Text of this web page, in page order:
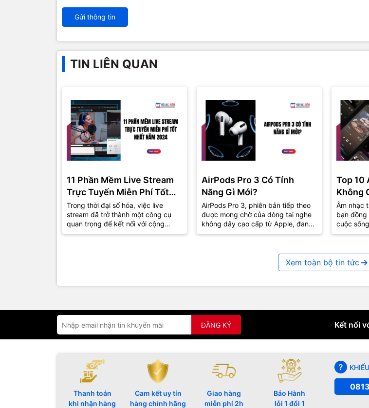
Gửi thông tin
TIN LIÊN QUAN
11 Phần Mềm Live Stream
Trực Tuyến Miễn Phí Tốt
Nhất Năm 2024
Trong thời đại số hóa, việc live
stream đã trở thành một công cụ
quan trọng để kết nối với cộng
đồng và khán giả. Dù bạn là một
AirPods Pro 3 Có Tính
Năng Gì Mới?
AirPods Pro 3, phiên bản tiếp theo
được mong chờ của dòng tai nghe
không dây cao cấp từ Apple, đang
thu hút sự quan tâm lớn từ cộng
Top 10
Không
Thức
Âm nhạc
bạn đồng
cuộc
lúc vui
Xem toàn bộ tin tức
ĐĂNG KÝ Kết nối
Thanh toán
khi nhận hàng
Cam kết uy tín
hàng chính hãng
Giao hàng
miễn phí 2h
Bảo Hành
lỗi 1 đổi 1